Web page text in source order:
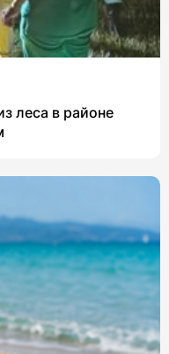
леса в районе